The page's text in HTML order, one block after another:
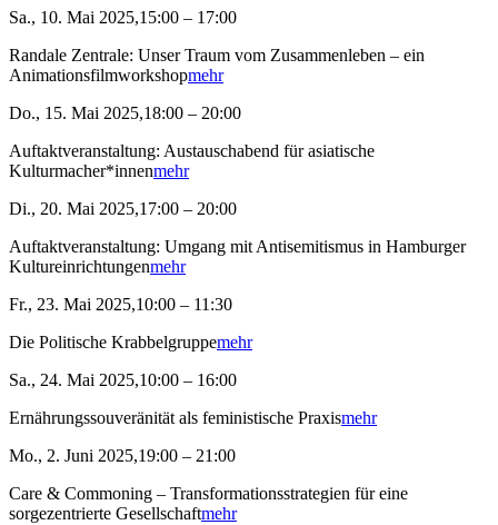
Sa., 10. Mai 2025,15:00 – 17:00
Randale Zentrale: Unser Traum vom Zusammenleben – ein
Animationsfilmworkshopmehr
Do., 15. Mai 2025,18:00 – 20:00
Auftaktveranstaltung: Austauschabend für asiatische
Kulturmacher*innenmehr
Di., 20. Mai 2025,17:00 – 20:00
Auftaktveranstaltung: Umgang mit Antisemitismus in Hamburger
Kultureinrichtungenmehr
Fr., 23. Mai 2025,10:00 – 11:30
Die Politische Krabbelgruppemehr
Sa., 24. Mai 2025,10:00 – 16:00
Ernährungssouveränität als feministische Praxismehr
Mo., 2. Juni 2025,19:00 – 21:00
Care & Commoning – Transformationsstrategien für eine
sorgezentrierte Gesellschaftmehr